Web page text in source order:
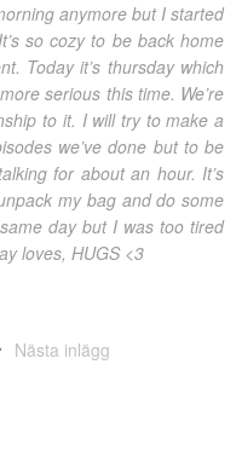
anymore but I started
so cozy to be back home
Today it’s thursday which
serious this time. We’re
to it. I will try to make a
we’ve done but to be
for about an hour. It’s
my bag and do some
day but I was too tired
loves, HUGS <3
Nästa inlägg